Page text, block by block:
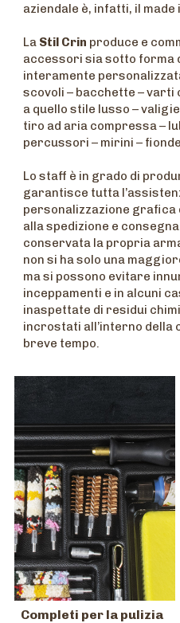
aziendale è, infatti, il made
La Stil Crin produce e
accessori sia sotto forma
interamente
scovoli – bacchette – varti
a quello stile lusso –
tiro ad aria compressa –
percussori – mirini –
Lo staff è in grado di
garantisce tutta
personalizzazione grafica
alla spedizione e
conservata la propria
non si ha solo una
ma si possono evitare
inceppamenti e in alcuni
inaspettate di residui
incrostati all’interno della
breve tempo.
Completi per la pulizia